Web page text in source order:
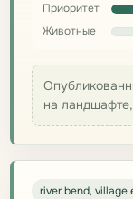
Приоритет
Животные
на
river bend, village